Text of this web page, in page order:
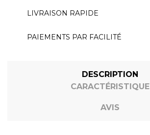
LIVRAISON RAPIDE
PAIEMENTS PAR FACILITÉ
DESCRIPTION
CARACTÉRISTIQUE
AVIS